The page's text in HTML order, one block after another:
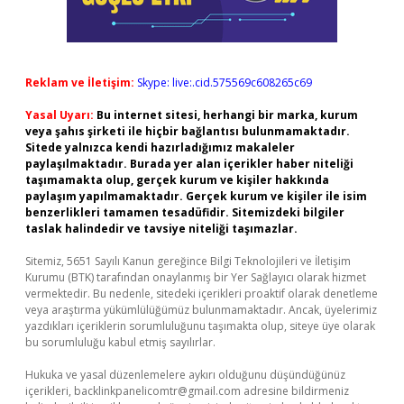
Reklam ve İletişim: Skype: live:.cid.575569c608265c69
Yasal Uyarı: Bu internet sitesi, herhangi bir marka, kurum
veya şahıs şirketi ile hiçbir bağlantısı bulunmamaktadır.
Sitede yalnızca kendi hazırladığımız makaleler
paylaşılmaktadır. Burada yer alan içerikler haber niteliği
taşımamakta olup, gerçek kurum ve kişiler hakkında
paylaşım yapılmamaktadır. Gerçek kurum ve kişiler ile isim
benzerlikleri tamamen tesadüfidir. Sitemizdeki bilgiler
taslak halindedir ve tavsiye niteliği taşımazlar.
Sitemiz, 5651 Sayılı Kanun gereğince Bilgi Teknolojileri ve İletişim
Kurumu (BTK) tarafından onaylanmış bir Yer Sağlayıcı olarak hizmet
vermektedir. Bu nedenle, sitedeki içerikleri proaktif olarak denetleme
veya araştırma yükümlülüğümüz bulunmamaktadır. Ancak, üyelerimiz
yazdıkları içeriklerin sorumluluğunu taşımakta olup, siteye üye olarak
bu sorumluluğu kabul etmiş sayılırlar.
Hukuka ve yasal düzenlemelere aykırı olduğunu düşündüğünüz
içerikleri, backlinkpanelicomtr@gmail.com adresine bildirmeniz